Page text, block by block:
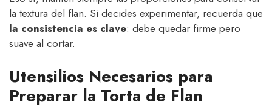
la textura del flan. Si decides experimentar, recuerda que
la consistencia es clave: debe quedar firme pero
suave al cortar.
Utensilios Necesarios para
Preparar la Torta de Flan